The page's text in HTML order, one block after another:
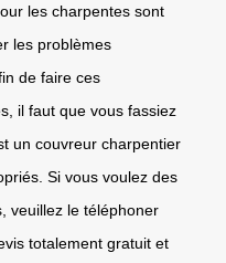
les charpentes sont
les problèmes
de faire ces
il faut que vous fassiez
un couvreur charpentier
Si vous voulez des
veuillez le téléphoner
totalement gratuit et